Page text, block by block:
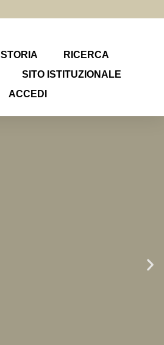
STORIA
RICERCA
SITO ISTITUZIONALE
ACCEDI